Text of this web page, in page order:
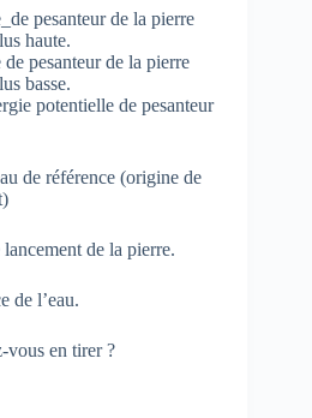
pesanteur de la pierre
haute.
pesanteur de la pierre
basse.
potentielle de pesanteur
de référence (origine de
de la pierre.
de l’eau.
vous en tirer ?